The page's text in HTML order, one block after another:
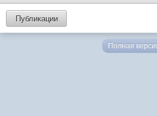
Публикации
Полная